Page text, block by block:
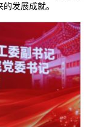
发展成就。